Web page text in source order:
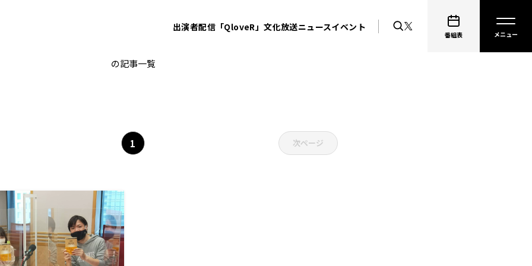
出演者配信「QloveR」文化放送ニュースイベント
番組表
の記事一覧
1 次ページ